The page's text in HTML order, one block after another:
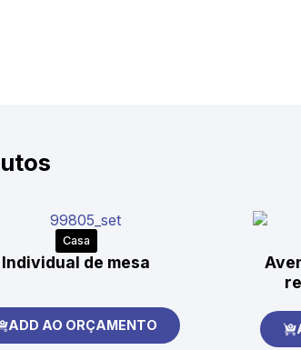
Casa
Individual de mesa
ADD AO ORÇAMENTO